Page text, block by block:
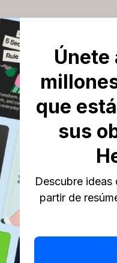
Únete
que
sus
Descubre ideas
partir de